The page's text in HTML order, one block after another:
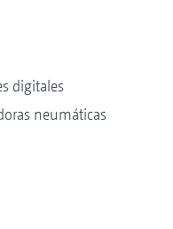
digitales
neumáticas